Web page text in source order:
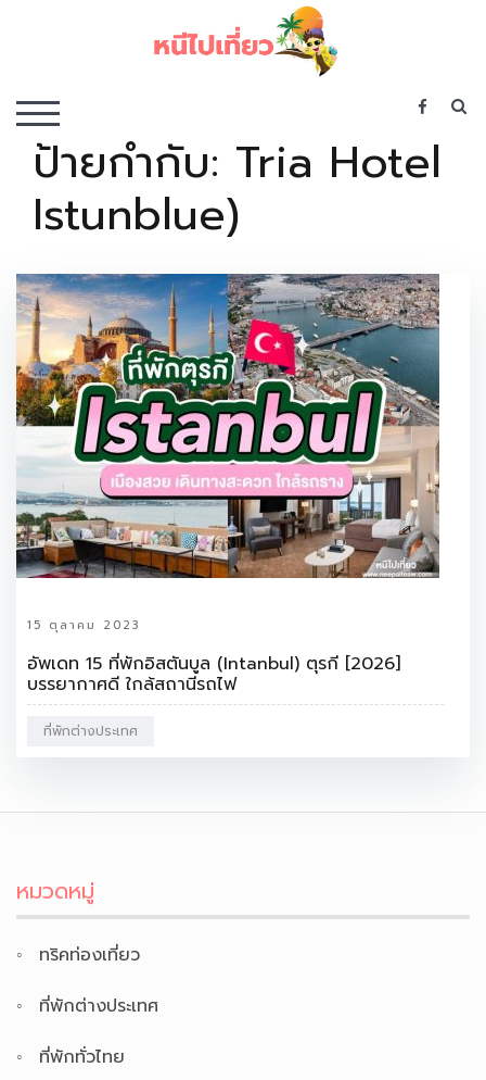
TOGGLE MOBILE MENU
ป้ายกำกับ: Tria Hotel
Istunblue)
15 ตุลาคม 2023
อัพเดท 15 ที่พักอิสตันบูล (Intanbul) ตุรกี [2026]
บรรยากาศดี ใกล้สถานีรถไฟ
ที่พักต่างประเทศ
หมวดหมู่
ทริคท่องเที่ยว
ที่พักต่างประเทศ
ที่พักทั่วไทย